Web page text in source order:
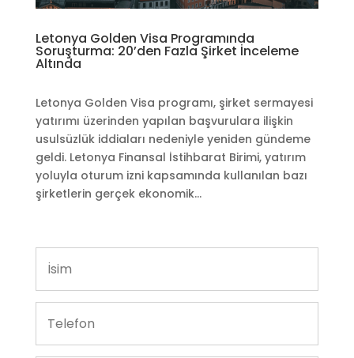
Letonya Golden Visa Programında
Soruşturma: 20’den Fazla Şirket İnceleme
Altında
Letonya Golden Visa programı, şirket sermayesi
yatırımı üzerinden yapılan başvurulara ilişkin
usulsüzlük iddiaları nedeniyle yeniden gündeme
geldi. Letonya Finansal İstihbarat Birimi, yatırım
yoluyla oturum izni kapsamında kullanılan bazı
şirketlerin gerçek ekonomik...